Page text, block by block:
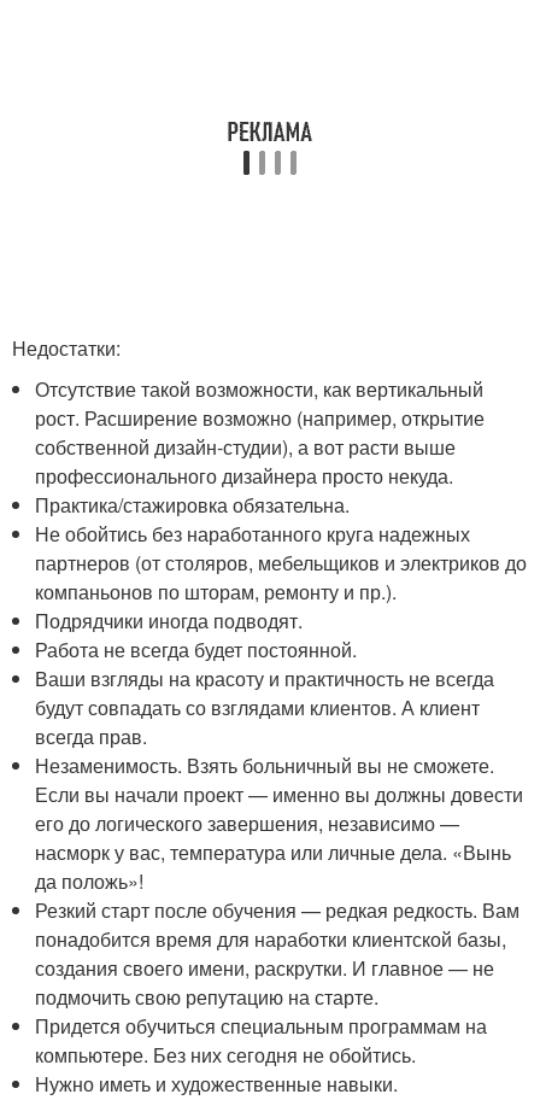
Недостатки:
Отсутствие такой возможности, как вертикальный
рост. Расширение возможно (например, открытие
собственной дизайн-студии), а вот расти выше
профессионального дизайнера просто некуда.
Практика/стажировка обязательна.
Не обойтись без наработанного круга надежных
партнеров (от столяров, мебельщиков и электриков до
компаньонов по шторам, ремонту и пр.).
Подрядчики иногда подводят.
Работа не всегда будет постоянной.
Ваши взгляды на красоту и практичность не всегда
будут совпадать со взглядами клиентов. А клиент
всегда прав.
Незаменимость. Взять больничный вы не сможете.
Если вы начали проект — именно вы должны довести
его до логического завершения, независимо —
насморк у вас, температура или личные дела. «Вынь
да положь»!
Резкий старт после обучения — редкая редкость. Вам
понадобится время для наработки клиентской базы,
создания своего имени, раскрутки. И главное — не
подмочить свою репутацию на старте.
Придется обучиться специальным программам на
компьютере. Без них сегодня не обойтись.
Нужно иметь и художественные навыки.